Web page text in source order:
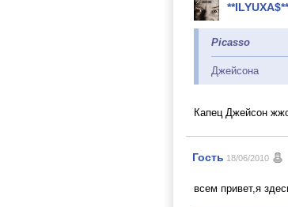
**ILYUXA$**
Picasso
Джейсона
Капец Джейсон
Гость 18/06/2010
всем привет,я